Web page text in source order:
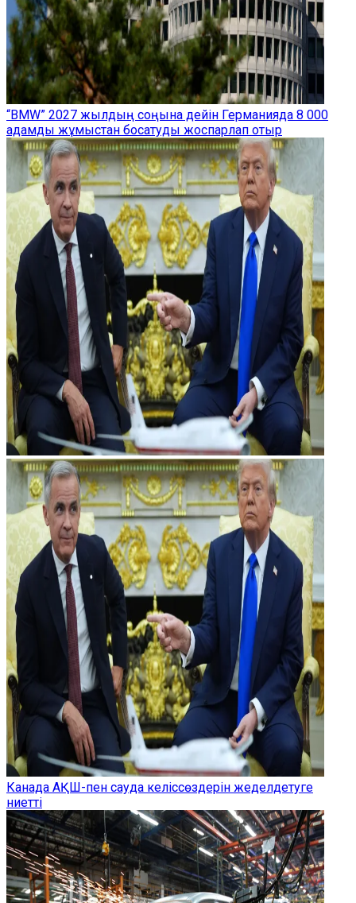
“BMW” 2027 жылдың соңына дейін Германияда 8 000
адамды жұмыстан босатуды жоспарлап отыр
Канада АҚШ-пен сауда келіссөздерін жеделдетуге
ниетті